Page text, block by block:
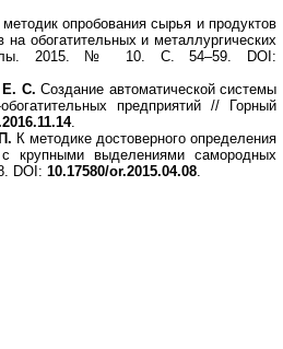
методик опробования сырья и продуктов
обогатительных и металлургических
2015. № 10. С. 54–59. DOI:
Е. С. Создание автоматической системы
предприятий // Горный
.
К методике достоверного определения
крупными выделениями самородных
DOI:10.17580/or.2015.04.08